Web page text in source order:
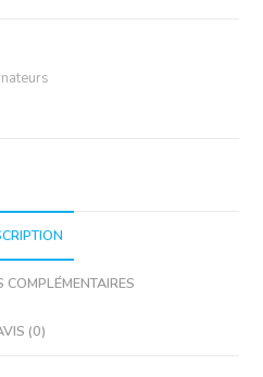
COMPLÉMENTAIRES
(0)